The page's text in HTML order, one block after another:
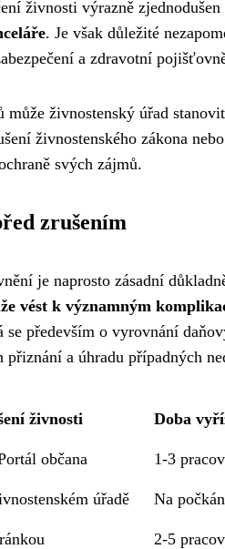
živnosti výrazně
. Je však důležité
a zdravotní
živnostenský úřad
živnostenského zákona
svých zájmů.
zrušením
je naprosto zásadní
vést k významným
především o vyrovnání
a úhradu případných
živnosti Doba
občana 1-3
úřadě Na
2-5